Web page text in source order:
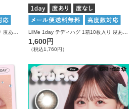
1,600円
（税込1,760円）